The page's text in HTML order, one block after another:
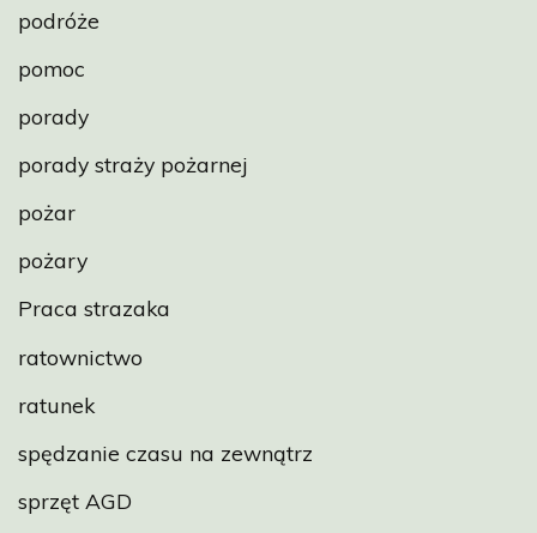
podróże
pomoc
porady
porady straży pożarnej
pożar
pożary
Praca strazaka
ratownictwo
ratunek
spędzanie czasu na zewnątrz
sprzęt AGD